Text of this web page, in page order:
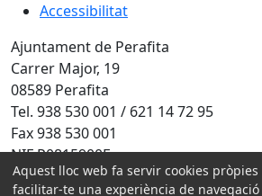
Accessibilitat
Ajuntament de Perafita
Carrer Major, 19
08589 Perafita
Tel. 938 530 001 / 621 14 72 95
Fax 938 530 001
NIF P0815900F
Amb la col·laboració de:
Aquest lloc web fa servir cookies
facilitar-te una experiència de